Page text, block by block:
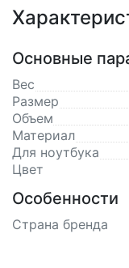
Основные
Вес
Размер
Объем
Материал
Для ноутбука
Цвет
Особенности
Страна бренда